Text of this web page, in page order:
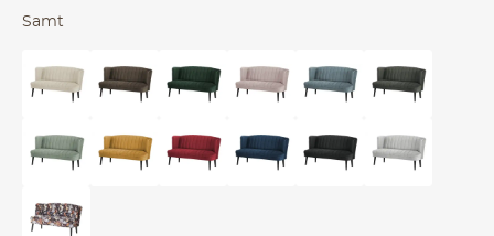
Samt